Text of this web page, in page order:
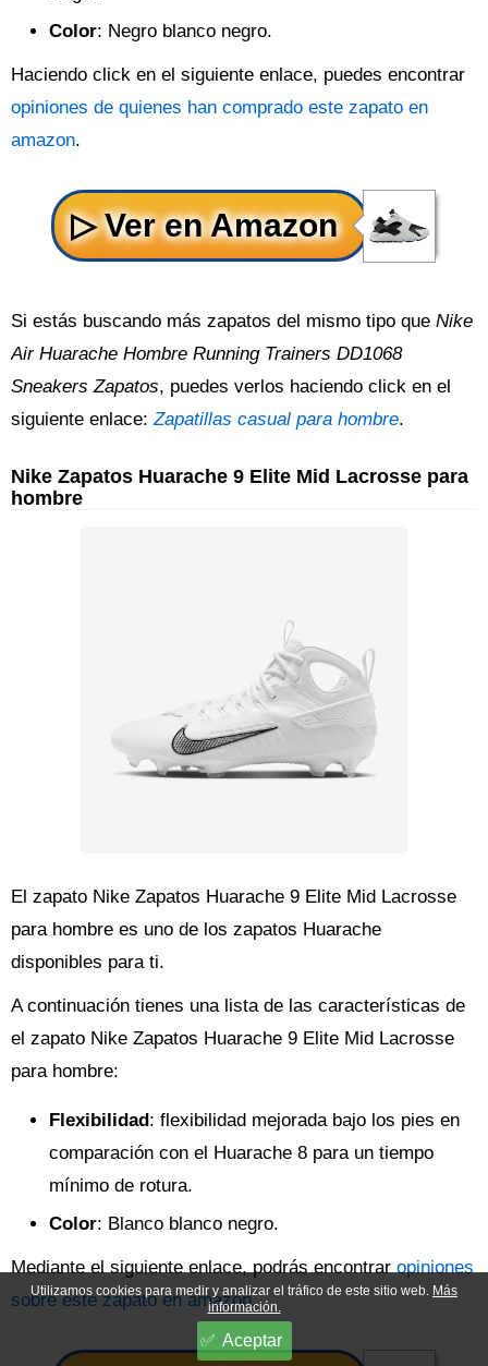
Color: Negro blanco negro.
Haciendo click en el siguiente enlace, puedes encontrar
opiniones de quienes han comprado este zapato en
amazon.
Si estás buscando más zapatos del mismo tipo que Nike
Air Huarache Hombre Running Trainers DD1068
Sneakers Zapatos, puedes verlos haciendo click en el
siguiente enlace:Zapatillas casual para hombre.
Nike Zapatos Huarache 9 Elite Mid Lacrosse para
hombre
El zapato Nike Zapatos Huarache 9 Elite Mid Lacrosse
para hombre es uno de los zapatos Huarache
disponibles para ti.
A continuación tienes una lista de las características de
el zapato Nike Zapatos Huarache 9 Elite Mid Lacrosse
para hombre:
Flexibilidad: flexibilidad mejorada bajo los pies en
comparación con el Huarache 8 para un tiempo
mínimo de rotura.
Color: Blanco blanco negro.
Mediante el siguiente enlace, podrás encontraropiniones
sobre este zapato en amazon.
Utilizamos cookies para medir y analizar el tráfico de este sitio web. Más
información.
Aceptar